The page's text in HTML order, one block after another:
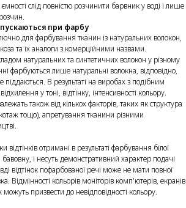
слід повністю розчинити барвник у воді і лише
при фарбу
для фарбування тканин із натуральних волокон,
та їх аналоги з комерційними назвами.
натуральних та синтетичних волокон у різному
фарбуються лише натуральні волокна, відповідно,
піддаються. В результаті на виробах з подібним
у тоні, відтінку, інтенсивності кольору.
також від кількох факторів, таких як структура
тощо), апретування тканини різними
відтінків отримані в результаті фарбування білої
і несуть демонстративний характер подачі
відтінок пофарбованої речі може не мати повної
Відмінності кольорів моніторів комп'ютерів, екранів
призвести до невідповідності кольору.